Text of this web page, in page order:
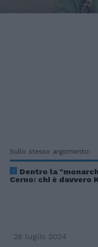
Sullo stesso argomento:
Dentro la
Cerno: chi è davvero
26 luglio 2024